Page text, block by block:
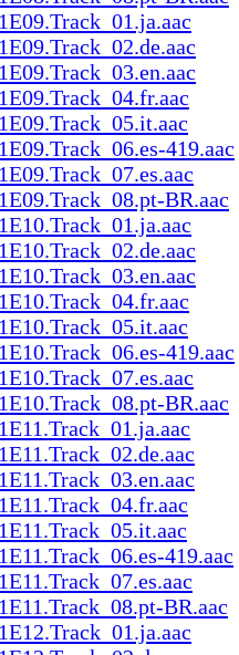
419.aac
BR.aac
419.aac
BR.aac
419.aac
BR.aac